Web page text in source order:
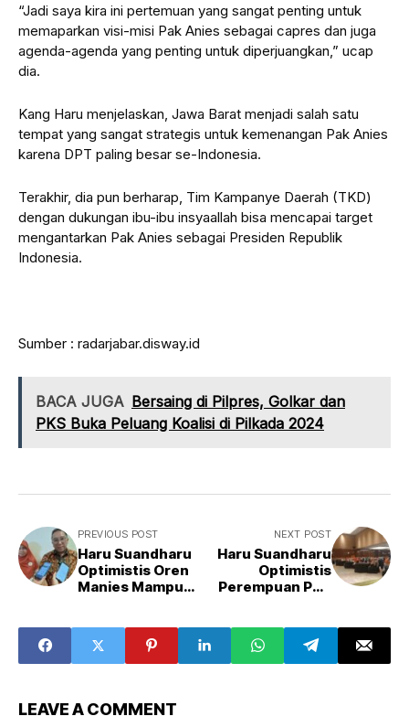
“Jadi saya kira ini pertemuan yang sangat penting untuk
memaparkan visi-misi Pak Anies sebagai capres dan juga
agenda-agenda yang penting untuk diperjuangkan,” ucap
dia.
Kang Haru menjelaskan, Jawa Barat menjadi salah satu
tempat yang sangat strategis untuk kemenangan Pak Anies
karena DPT paling besar se-Indonesia.
Terakhir, dia pun berharap, Tim Kampanye Daerah (TKD)
dengan dukungan ibu-ibu insyaallah bisa mencapai target
mengantarkan Pak Anies sebagai Presiden Republik
Indonesia.
Sumber : radarjabar.disway.id
BACA JUGA Bersaing di Pilpres, Golkar dan
PKS Buka Peluang Koalisi di Pilkada 2024
PREVIOUS POST
Haru Suandharu
Optimistis Oren
Manies Mampu
NEXT POST
Haru Suandharu
Optimistis
Perempuan PKS
LEAVE A COMMENT